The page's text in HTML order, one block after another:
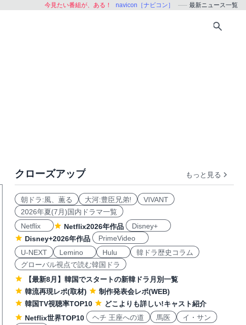
今見たい番組が、ある！ navicon［ナビコン］ 最新ニュース一覧
クローズアップ もっと見る
朝ドラ:風、薫る 大河:豊臣兄弟!
VIVANT
2026年夏(7月)国内ドラマ一覧
Netflix
Netflix2026年作品
Disney+
Disney+2026年作品
PrimeVideo
U-NEXT
Lemino Hulu
韓ドラ歴史コラム
グローバル視点で読む韓国ドラ
【最新8月】韓国でスタートの新韓ドラ月別一覧
韓流再現レポ(取材)
制作発表会レポ(WEB)
韓国TV視聴率TOP10
どこよりも詳しい!キャスト紹介
Netflix世界TOP10
ヘチ 王座への道 馬医
イ・サン